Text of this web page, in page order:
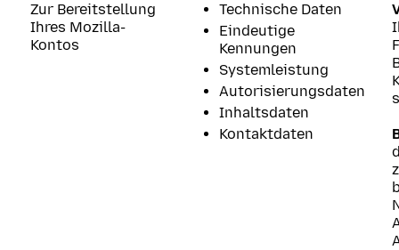
Zur Bereitstellung
Ihres Mozilla-
Kontos
Technische Daten
Eindeutige
Kennungen
Systemleistung
Autorisierungsdaten
Inhaltsdaten
Kontaktdaten